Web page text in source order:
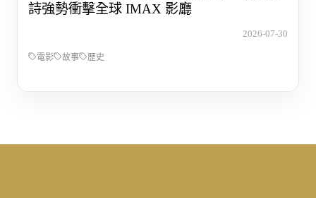
詩強勢衝擊全球 IMAX 影廳
2026-07-30
電影 故事 歷史